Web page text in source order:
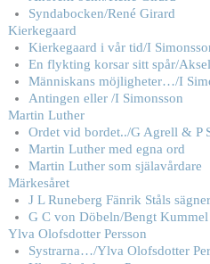
Syndabocken/René Girard
Kierkegaard
Kierkegaard i vår tid/I
En flykting korsar sitt spår/
Människans möjligheter…/I
Antingen eller /I Simonsson
Martin Luther
Ordet vid bordet../G Agrell & P
Martin Luther med egna ord
Martin Luther som själavårdare
Märkesåret
J L Runeberg Fänrik Ståls sägner
G C von Döbeln/Bengt Kummel
Ylva Olofsdotter Persson
Systrarna…/Ylva Olofsdotter